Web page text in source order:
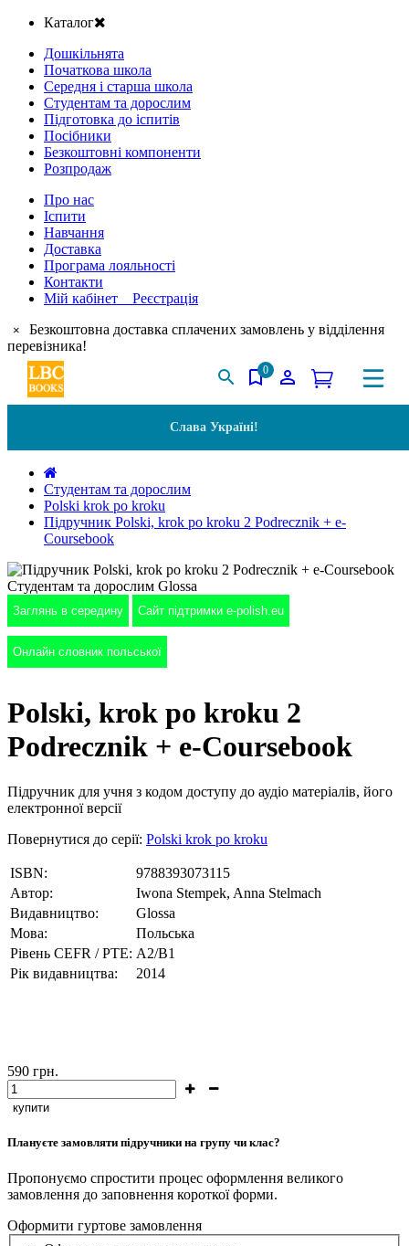
Каталог
Дошкільнята
Початкова школа
Середня і старша школа
Студентам та дорослим
Підготовка до іспитів
Посібники
Безкоштовні компоненти
Розпродаж
Про нас
Іспити
Навчання
Доставка
Програма лояльності
Контакти
Мій кабінет Реєстрація
×
Безкоштовна доставка сплачених замовлень у відділення
перевізника!
0
Слава Україні!
Студентам та дорослим
Polski krok po kroku
Підручник Polski, krok po kroku 2 Podrecznik + e-
Coursebook
Заглянь в середину Сайт підтримки e-polish.eu
Онлайн словник польської
Polski, krok po kroku 2
Podrecznik + e-Coursebook
Підручник для учня з кодом доступу до аудіо матеріалів, його
електронної версії
Повернутися до серії: Polski krok po kroku
ISBN:
9788393073115
Автор:
Iwona Stempek, Anna Stelmach
Видавництво:
Glossa
Мова:
Польська
Рівень CEFR / PTE: A2/B1
Рік видавництва:
2014
590 грн.
купити
Плануєте замовляти підручники на групу чи клас?
Пропонуємо спростити процес оформлення великого
замовлення до заповнення короткої форми.
Оформити гуртове замовлення